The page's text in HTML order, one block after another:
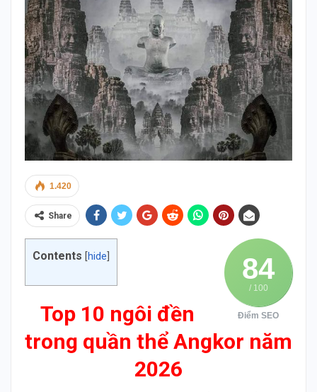
1.420
Share
84
/ 100
Điểm SEO
Contents hide
Top 10 ngôi đền
trong quần thể Angkor năm
2026